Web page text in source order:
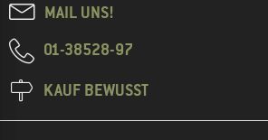
MAIL UNS!
01-38528-97
KAUF BEWUSST